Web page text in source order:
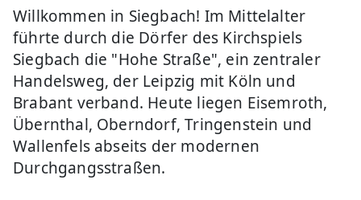
Willkommen in Siegbach! Im Mittelalter
führte durch die Dörfer des Kirchspiels
Siegbach die "Hohe Straße", ein zentraler
Handelsweg, der Leipzig mit Köln und
Brabant verband. Heute liegen Eisemroth,
Übernthal, Oberndorf, Tringenstein und
Wallenfels abseits der modernen
Durchgangsstraßen.